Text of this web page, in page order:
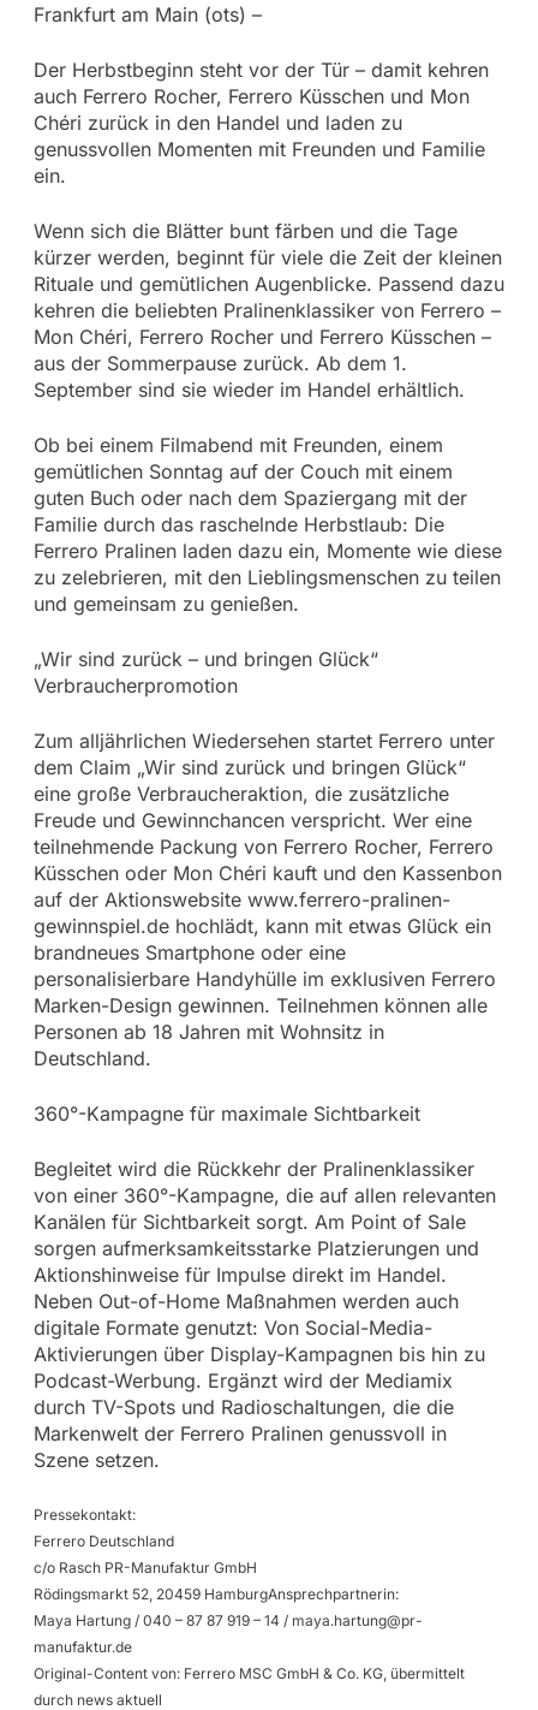
Frankfurt am Main (ots) –
Der Herbstbeginn steht vor der Tür – damit kehren
auch Ferrero Rocher, Ferrero Küsschen und Mon
Chéri zurück in den Handel und laden zu
genussvollen Momenten mit Freunden und Familie
ein.
Wenn sich die Blätter bunt färben und die Tage
kürzer werden, beginnt für viele die Zeit der kleinen
Rituale und gemütlichen Augenblicke. Passend dazu
kehren die beliebten Pralinenklassiker von Ferrero –
Mon Chéri, Ferrero Rocher und Ferrero Küsschen –
aus der Sommerpause zurück. Ab dem 1.
September sind sie wieder im Handel erhältlich.
Ob bei einem Filmabend mit Freunden, einem
gemütlichen Sonntag auf der Couch mit einem
guten Buch oder nach dem Spaziergang mit der
Familie durch das raschelnde Herbstlaub: Die
Ferrero Pralinen laden dazu ein, Momente wie diese
zu zelebrieren, mit den Lieblingsmenschen zu teilen
und gemeinsam zu genießen.
„Wir sind zurück – und bringen Glück“
Verbraucherpromotion
Zum alljährlichen Wiedersehen startet Ferrero unter
dem Claim „Wir sind zurück und bringen Glück“
eine große Verbraucheraktion, die zusätzliche
Freude und Gewinnchancen verspricht. Wer eine
teilnehmende Packung von Ferrero Rocher, Ferrero
Küsschen oder Mon Chéri kauft und den Kassenbon
auf der Aktionswebsite www.ferrero-pralinen-
gewinnspiel.de hochlädt, kann mit etwas Glück ein
brandneues Smartphone oder eine
personalisierbare Handyhülle im exklusiven Ferrero
Marken-Design gewinnen. Teilnehmen können alle
Personen ab 18 Jahren mit Wohnsitz in
Deutschland.
360°-Kampagne für maximale Sichtbarkeit
Begleitet wird die Rückkehr der Pralinenklassiker
von einer 360°-Kampagne, die auf allen relevanten
Kanälen für Sichtbarkeit sorgt. Am Point of Sale
sorgen aufmerksamkeitsstarke Platzierungen und
Aktionshinweise für Impulse direkt im Handel.
Neben Out-of-Home Maßnahmen werden auch
digitale Formate genutzt: Von Social-Media-
Aktivierungen über Display-Kampagnen bis hin zu
Podcast-Werbung. Ergänzt wird der Mediamix
durch TV-Spots und Radioschaltungen, die die
Markenwelt der Ferrero Pralinen genussvoll in
Szene setzen.
Pressekontakt:
Ferrero Deutschland
c/o Rasch PR-Manufaktur GmbH
Rödingsmarkt 52, 20459 HamburgAnsprechpartnerin:
Maya Hartung / 040 – 87 87 919 – 14 / maya.hartung@pr-
manufaktur.de
Original-Content von: Ferrero MSC GmbH & Co. KG, übermittelt
durch news aktuell